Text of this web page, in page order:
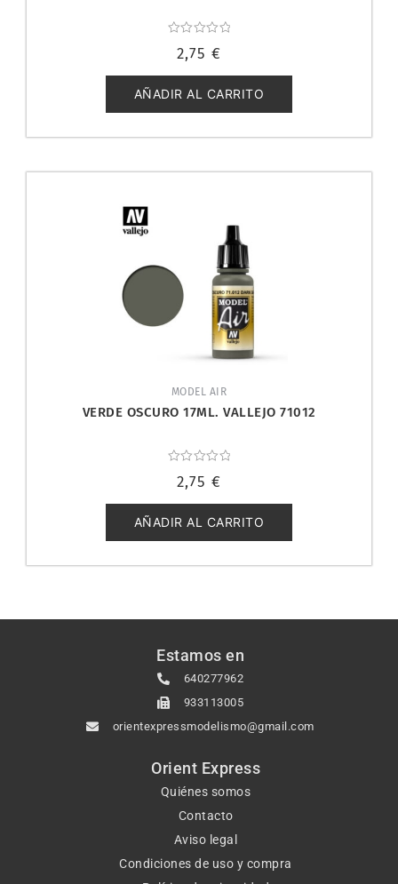
con
de
5
2,75 €
AÑADIR AL CARRITO
MODEL AIR
VERDE OSCURO 17ML. VALLEJO 71012
con
de
5
2,75 €
AÑADIR AL CARRITO
Estamos en
640277962
933113005
orientexpressmodelismo@gmail.com
Orient Express
Quiénes somos
Contacto
Aviso legal
Condiciones de uso y compra